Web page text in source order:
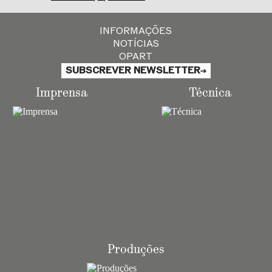
INFORMAÇÕES
NOTÍCIAS
OPART
SUBSCREVER NEWSLETTER
Imprensa Técnica
Produções